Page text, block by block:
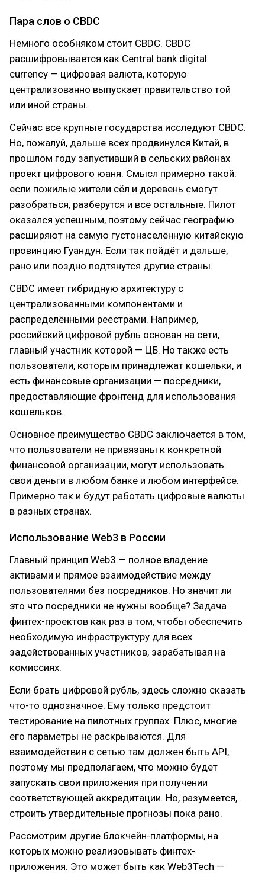
Пара слов о CBDC
Немного особняком стоит CBDC. CBDC
расшифровывается как Central bank digital
currency — цифровая валюта, которую
централизованно выпускает правительство той
или иной страны.
Сейчас все крупные государства исследуют CBDC.
Но, пожалуй, дальше всех продвинулся Китай, в
прошлом году запустивший в сельских районах
проект цифрового юаня. Смысл примерно такой:
если пожилые жители сёл и деревень смогут
разобраться, разберутся и все остальные. Пилот
оказался успешным, поэтому сейчас географию
расширяют на самую густонаселённую китайскую
провинцию Гуандун. Если так пойдёт и дальше,
рано или поздно подтянутся другие страны.
CBDC имеет гибридную архитектуру с
централизованными компонентами и
распределёнными реестрами. Например,
российский цифровой рубль основан на сети,
главный участник которой — ЦБ. Но также есть
пользователи, которым принадлежат кошельки, и
есть финансовые организации — посредники,
предоставляющие фронтенд для использования
кошельков.
Основное преимущество CBDC заключается в том,
что пользователи не привязаны к конкретной
финансовой организации, могут использовать
свои деньги в любом банке и любом интерфейсе.
Примерно так и будут работать цифровые валюты
в разных странах.
Использование Web3 в России
Главный принцип Web3 — полное владение
активами и прямое взаимодействие между
пользователями без посредников. Но значит ли
это что посредники не нужны вообще? Задача
финтех-проектов как раз в том, чтобы обеспечить
необходимую инфраструктуру для всех
задействованных участников, зарабатывая на
комиссиях.
Если брать цифровой рубль, здесь сложно сказать
что-то однозначное. Ему только предстоит
тестирование на пилотных группах. Плюс, многие
его параметры не раскрываются. Для
взаимодействия с сетью там должен быть API,
поэтому мы предполагаем, что можно будет
запускать свои приложения при получении
соответствующей аккредитации. Но, разумеется,
строить утвердительные прогнозы пока рано.
Рассмотрим другие блокчейн-платформы, на
которых можно реализовывать финтех-
приложения. Это может быть как Web3Tech —